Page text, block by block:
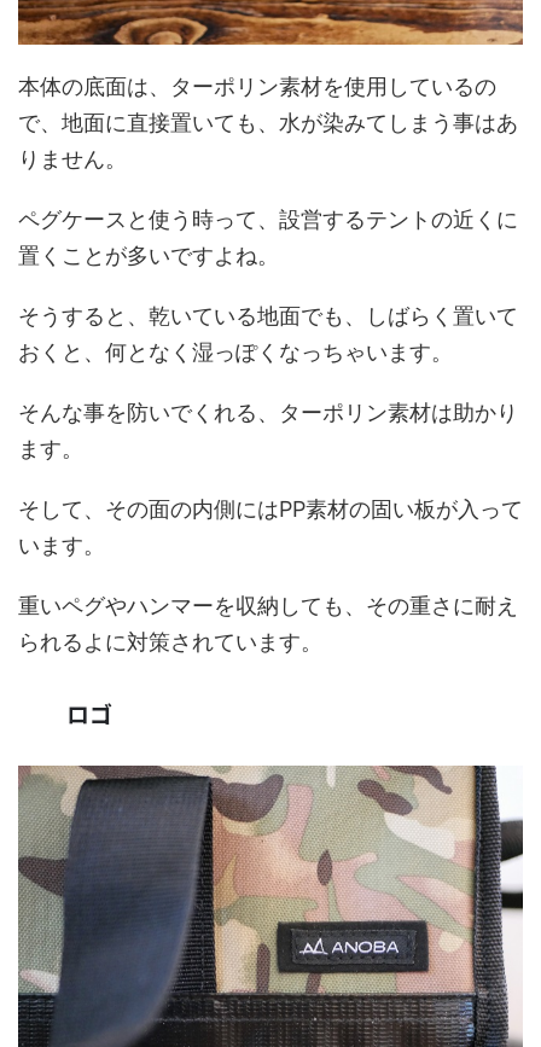
本体の底面は、ターポリン素材を使用しているの
で、地面に直接置いても、水が染みてしまう事はあ
りません。
ペグケースと使う時って、設営するテントの近くに
置くことが多いですよね。
そうすると、乾いている地面でも、しばらく置いて
おくと、何となく湿っぽくなっちゃいます。
そんな事を防いでくれる、ターポリン素材は助かり
ます。
そして、その面の内側にはPP素材の固い板が入って
います。
重いペグやハンマーを収納しても、その重さに耐え
られるよに対策されています。
ロゴ